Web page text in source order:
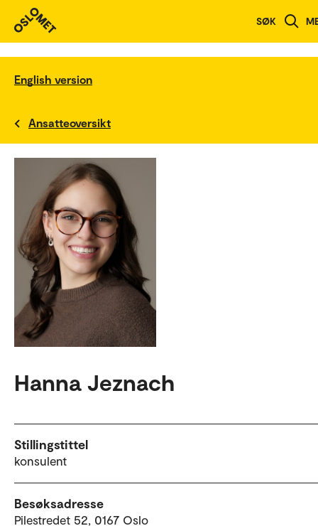
SØK
English version
Ansatteoversikt
Hanna Jeznach
Stillingstittel
konsulent
Besøksadresse
Pilestredet 52, 0167 Oslo